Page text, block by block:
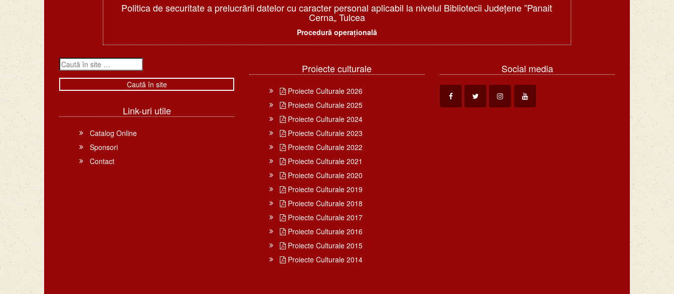
Politica de securitate a prelucrării datelor cu caracter personal aplicabil la nivelul Bibliotecii Judeţene ”Panait
Cerna„ Tulcea
Procedură operațională
Link-uri utile
Catalog Online
Sponsori
Contact
Proiecte culturale
Proiecte Culturale 2026
Proiecte Culturale 2025
Proiecte Culturale 2024
Proiecte Culturale 2023
Proiecte Culturale 2022
Proiecte Culturale 2021
Proiecte Culturale 2020
Proiecte Culturale 2019
Proiecte Culturale 2018
Proiecte Culturale 2017
Proiecte Culturale 2016
Proiecte Culturale 2015
Proiecte Culturale 2014
Social media